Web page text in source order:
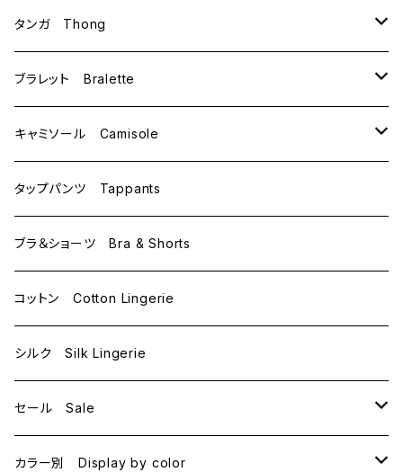
B75
C65
C70
C75
D65
D70
E70
M
L
タンガ Thong
M
ブラレット Bralette
M
L
キャミソール Camisole
M
L
タップパンツ Tappants
ブラ＆ショーツ Bra & Shorts
コットン Cotton Lingerie
シルク Silk Lingerie
セール Sale
B70
カラー別 Display by color